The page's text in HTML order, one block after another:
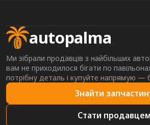
autopalma
Ми зібрали продавців з найбільших
вам не приходилося бігати по
потрібну деталь і купуйте напрямую —
Знайти
Стати продавцем